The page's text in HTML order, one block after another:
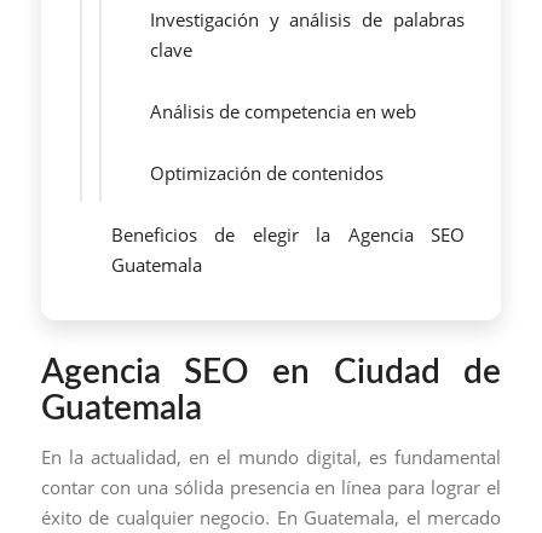
Investigación y análisis de palabras
clave
Análisis de competencia en web
Optimización de contenidos
Beneficios de elegir la Agencia SEO
Guatemala
Agencia SEO en Ciudad de
Guatemala
En la actualidad, en el mundo digital, es fundamental
contar con una sólida presencia en línea para lograr el
éxito de cualquier negocio. En Guatemala, el mercado